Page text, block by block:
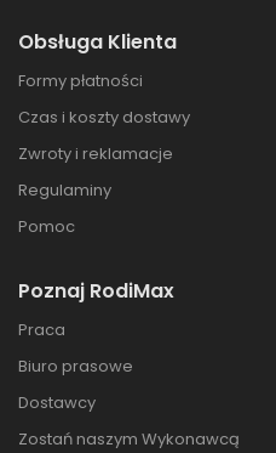
Obsługa Klienta
Formy płatności
Czas i koszty dostawy
Zwroty i reklamacje
Regulaminy
Pomoc
Poznaj RodiMax
Praca
Biuro prasowe
Dostawcy
Zostań naszym Wykonawcą